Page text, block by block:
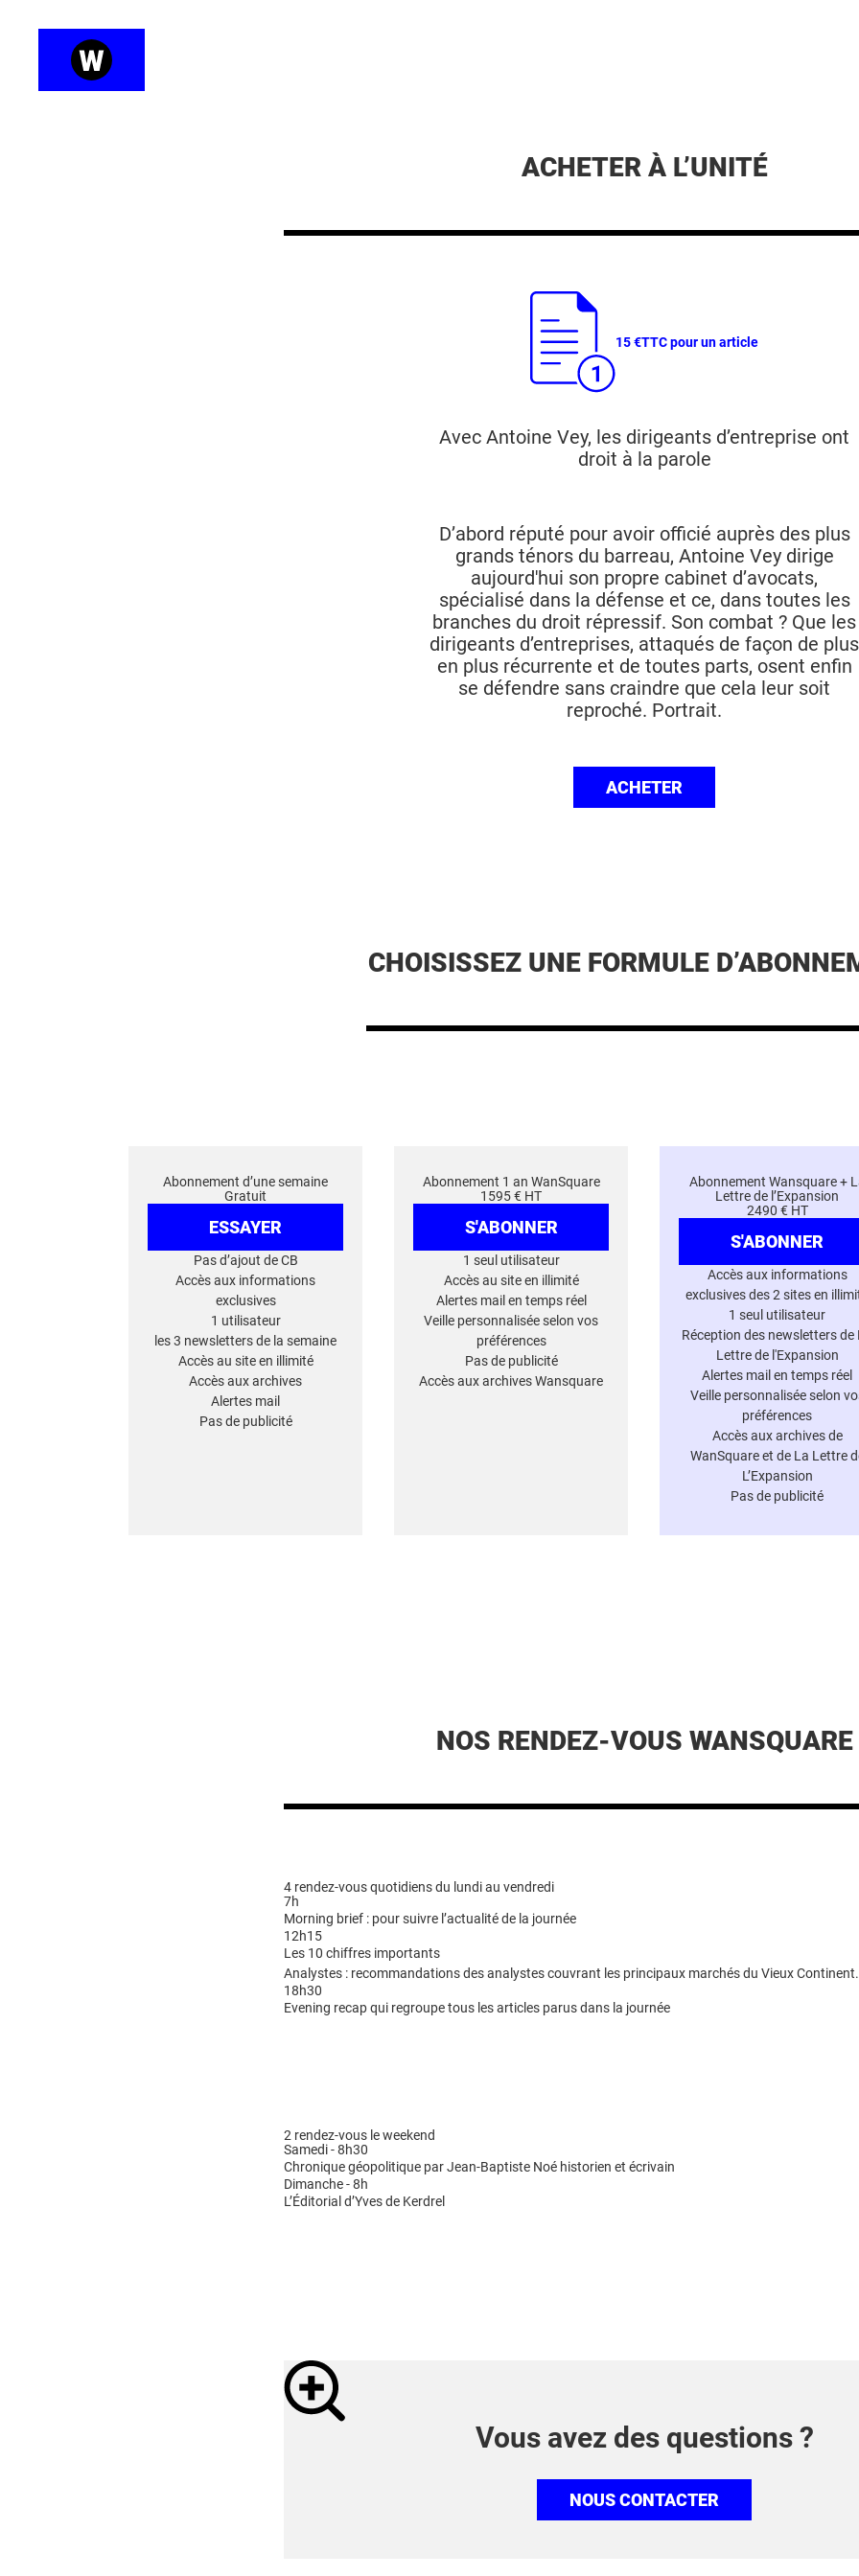
ACHETER À L’UNITÉ
15 €TTC pour un article
Avec Antoine Vey, les dirigeants d’entreprise ont
droit à la parole
D’abord réputé pour avoir officié auprès des plus
grands ténors du barreau, Antoine Vey dirige
aujourd'hui son propre cabinet d’avocats,
spécialisé dans la défense et ce, dans toutes les
branches du droit répressif. Son combat ? Que les
dirigeants d’entreprises, attaqués de façon de plus
en plus récurrente et de toutes parts, osent enfin
se défendre sans craindre que cela leur soit
reproché. Portrait.
ACHETER
CHOISISSEZ UNE FORMULE
Abonnement d’une semaine
Gratuit
ESSAYER
Pas d’ajout de CB
Accès aux informations
exclusives
1 utilisateur
les 3 newsletters de la semaine
Accès au site en illimité
Accès aux archives
Alertes mail
Pas de publicité
Abonnement 1 an WanSquare
1595 € HT
S'ABONNER
1 seul utilisateur
Accès au site en illimité
Alertes mail en temps réel
Veille personnalisée selon vos
préférences
Pas de publicité
Accès aux archives Wansquare
Abonnement Wansquare +
Lettre de l’Expansion
2490 € HT
S'ABONNER
Accès aux informations
exclusives des 2 sites en
1 seul utilisateur
Réception des newsletters de
Lettre de l'Expansion
Alertes mail en temps réel
Veille personnalisée selon
préférences
Accès aux archives de
WanSquare et de La Lettre
L’Expansion
Pas de publicité
NOS RENDEZ-VOUS WANSQUARE
4 rendez-vous quotidiens du lundi au vendredi
7h
Morning brief : pour suivre l’actualité de la journée
12h15
Les 10 chiffres importants
Analystes : recommandations des analystes couvrant les principaux marchés du Vieux Continent.
18h30
Evening recap qui regroupe tous les articles parus dans la journée
2 rendez-vous le weekend
Samedi - 8h30
Chronique géopolitique par Jean-Baptiste Noé historien et écrivain
Dimanche - 8h
L’Éditorial d’Yves de Kerdrel
Vous avez des questions ?
NOUS CONTACTER